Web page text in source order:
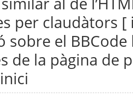
per claudàtors [
sobre el
de la pàgina de